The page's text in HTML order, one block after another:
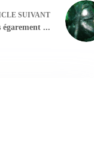
SUIVANT
égarement ...